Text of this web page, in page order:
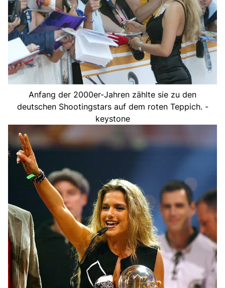
Anfang der 2000er-Jahren zählte sie zu den
deutschen Shootingstars auf dem roten Teppich. -
keystone